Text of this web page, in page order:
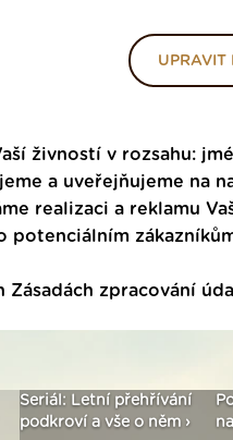
UPRAVIT
živností v rozsahu:
a uveřejňujeme na
realizaci a reklamu
potenciálním
Zásadách zpracování
Seriál: Letní přehřívání
podkroví a vše o něm ›